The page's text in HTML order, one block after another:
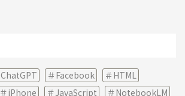
ChatGPT Facebook
HTML
iPhone JavaScript
NotebookLM